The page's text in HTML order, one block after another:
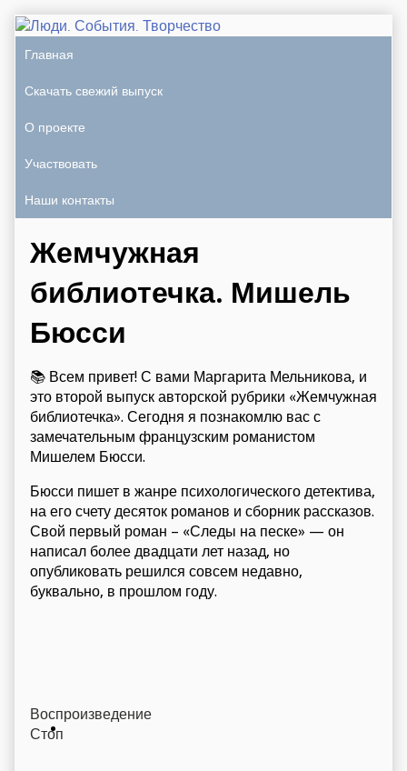
Главная
Скачать свежий выпуск
О проекте
Участвовать
Наши контакты
Жемчужная
библиотечка. Мишель
Бюсси
📚 Всем привет! С вами Маргарита Мельникова, и
это второй выпуск авторской рубрики «Жемчужная
библиотечка». Сегодня я познакомлю вас с
замечательным французским романистом
Мишелем Бюсси.
Бюсси пишет в жанре психологического детектива,
на его счету десяток романов и сборник рассказов.
Свой первый роман – «Следы на песке» — он
написал более двадцати лет назад, но
опубликовать решился совсем недавно,
буквально, в прошлом году.
Воспроизведение
Стоп